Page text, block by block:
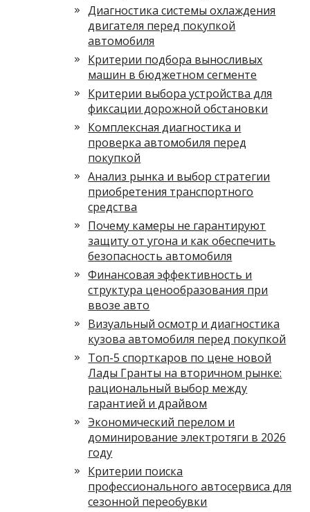
Диагностика системы охлаждения
двигателя перед покупкой
автомобиля
Критерии подбора выносливых
машин в бюджетном сегменте
Критерии выбора устройства для
фиксации дорожной обстановки
Комплексная диагностика и
проверка автомобиля перед
покупкой
Анализ рынка и выбор стратегии
приобретения транспортного
средства
Почему камеры не гарантируют
защиту от угона и как обеспечить
безопасность автомобиля
Финансовая эффективность и
структура ценообразования при
ввозе авто
Визуальный осмотр и диагностика
кузова автомобиля перед покупкой
Топ-5 спорткаров по цене новой
Лады Гранты на вторичном рынке:
рациональный выбор между
гарантией и драйвом
Экономический перелом и
доминирование электротяги в 2026
году
Критерии поиска
профессионального автосервиса для
сезонной переобувки